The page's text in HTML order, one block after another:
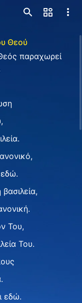
Θεού
παραχωρεί
εδώ.
Του,
Του.
εδώ.